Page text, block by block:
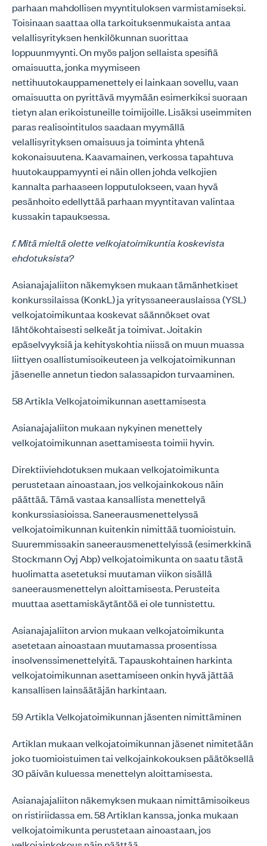
parhaan mahdollisen myyntituloksen varmistamiseksi.
Toisinaan saattaa olla tarkoituksenmukaista antaa
velallisyrityksen henkilökunnan suorittaa
loppuunmyynti. On myös paljon sellaista spesifiä
omaisuutta, jonka myymiseen
nettihuutokauppamenettely ei lainkaan sovellu, vaan
omaisuutta on pyrittävä myymään esimerkiksi suoraan
tietyn alan erikoistuneille toimijoille. Lisäksi useimmiten
paras realisointitulos saadaan myymällä
velallisyrityksen omaisuus ja toiminta yhtenä
kokonaisuutena. Kaavamainen, verkossa tapahtuva
huutokauppamyynti ei näin ollen johda velkojien
kannalta parhaaseen lopputulokseen, vaan hyvä
pesänhoito edellyttää parhaan myyntitavan valintaa
kussakin tapauksessa.
f. Mitä mieltä olette velkojatoimikuntia koskevista
ehdotuksista?
Asianajajaliiton näkemyksen mukaan tämänhetkiset
konkurssilaissa (KonkL) ja yrityssaneerauslaissa (YSL)
velkojatoimikuntaa koskevat säännökset ovat
lähtökohtaisesti selkeät ja toimivat. Joitakin
epäselvyyksiä ja kehityskohtia niissä on muun muassa
liittyen osallistumisoikeuteen ja velkojatoimikunnan
jäsenelle annetun tiedon salassapidon turvaaminen.
58 Artikla Velkojatoimikunnan asettamisesta
Asianajajaliiton mukaan nykyinen menettely
velkojatoimikunnan asettamisesta toimii hyvin.
Direktiiviehdotuksen mukaan velkojatoimikunta
perustetaan ainoastaan, jos velkojainkokous näin
päättää. Tämä vastaa kansallista menettelyä
konkurssiasioissa. Saneerausmenettelyssä
velkojatoimikunnan kuitenkin nimittää tuomioistuin.
Suuremmissakin saneerausmenettelyissä (esimerkkinä
Stockmann Oyj Abp) velkojatoimikunta on saatu tästä
huolimatta asetetuksi muutaman viikon sisällä
saneerausmenettelyn aloittamisesta. Perusteita
muuttaa asettamiskäytäntöä ei ole tunnistettu.
Asianajajaliiton arvion mukaan velkojatoimikunta
asetetaan ainoastaan muutamassa prosentissa
insolvenssimenettelyitä. Tapauskohtainen harkinta
velkojatoimikunnan asettamiseen onkin hyvä jättää
kansallisen lainsäätäjän harkintaan.
59 Artikla Velkojatoimikunnan jäsenten nimittäminen
Artiklan mukaan velkojatoimikunnan jäsenet nimitetään
joko tuomioistuimen tai velkojainkokouksen päätöksellä
30 päivän kuluessa menettelyn aloittamisesta.
Asianajajaliiton näkemyksen mukaan nimittämisoikeus
on ristiriidassa em. 58 Artiklan kanssa, jonka mukaan
velkojatoimikunta perustetaan ainoastaan, jos